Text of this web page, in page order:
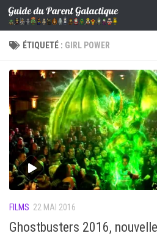
Skip to content
ÉTIQUETÉ : GIRL POWER
FILMS 22 MAI 2016
Ghostbusters 2016,